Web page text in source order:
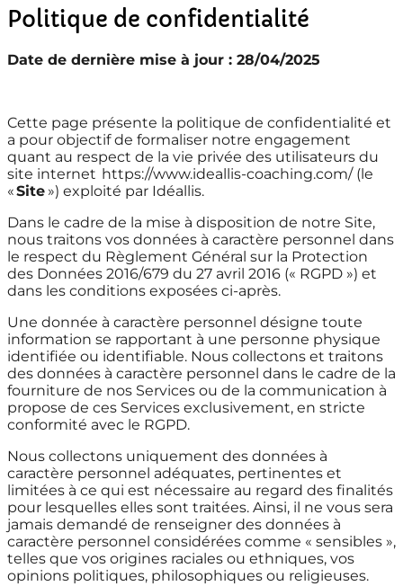
Politique de confidentialité
Date de dernière mise à jour : 28/04/2025
Cette page présente la politique de confidentialité et
a pour objectif de formaliser notre engagement
quant au respect de la vie privée des utilisateurs du
site internet https://www.ideallis-coaching.com/ (le
«Site ») exploité par Idéallis.
Dans le cadre de la mise à disposition de notre Site,
nous traitons vos données à caractère personnel dans
le respect du Règlement Général sur la Protection
des Données 2016/679 du 27 avril 2016 (« RGPD ») et
dans les conditions exposées ci-après.
Une donnée à caractère personnel désigne toute
information se rapportant à une personne physique
identifiée ou identifiable. Nous collectons et traitons
des données à caractère personnel dans le cadre de la
fourniture de nos Services ou de la communication à
propose de ces Services exclusivement, en stricte
conformité avec le RGPD.
Nous collectons uniquement des données à
caractère personnel adéquates, pertinentes et
limitées à ce qui est nécessaire au regard des finalités
pour lesquelles elles sont traitées. Ainsi, il ne vous sera
jamais demandé de renseigner des données à
caractère personnel considérées comme « sensibles »,
telles que vos origines raciales ou ethniques, vos
opinions politiques, philosophiques ou religieuses.